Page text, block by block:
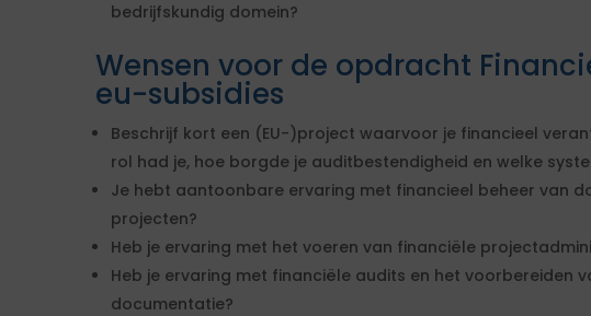
bedrijfskundig domein?
Wensen voor de opdracht
eu-subsidies
Beschrijf kort een (EU-)project waarvoor je financieel
rol had je, hoe borgde je auditbestendigheid en welke
Je hebt aantoonbare ervaring met financieel beheer van
projecten?
Heb je ervaring met het voeren van financiële
Heb je ervaring met financiële audits en het voorbereiden
documentatie?